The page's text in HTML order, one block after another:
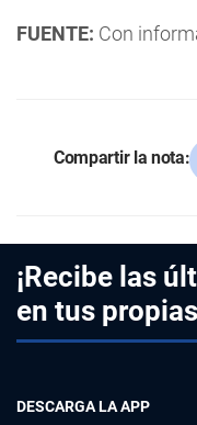
FUENTE: Con
Compartir la nota:
¡Recibe las
en tus
DESCARGA LA APP